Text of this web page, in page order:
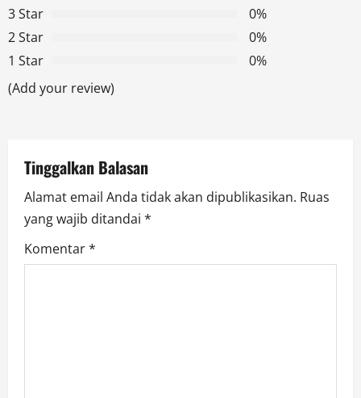
g
a
t
o
n
3 Star
0%
2 Star
0%
1 Star
0%
(Add your review)
Tinggalkan Balasan
Alamat email Anda tidak akan dipublikasikan. Ruas
yang wajib ditandai *
Komentar*